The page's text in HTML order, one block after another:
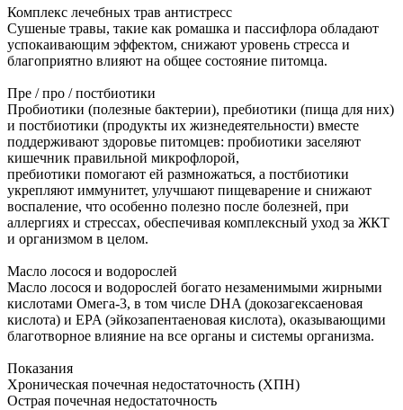
Комплекс лечебных трав антистресс
Сушеные травы, такие как ромашка и пассифлора обладают
успокаивающим эффектом, снижают уровень стресса и
благоприятно влияют на общее состояние питомца.
Пре / про / постбиотики
Пробиотики (полезные бактерии), пребиотики (пища для них)
и постбиотики (продукты их жизнедеятельности) вместе
поддерживают здоровье питомцев: пробиотики заселяют
кишечник правильной микрофлорой,
пребиотики помогают ей размножаться, а постбиотики
укрепляют иммунитет, улучшают пищеварение и снижают
воспаление, что особенно полезно после болезней, при
аллергиях и стрессах, обеспечивая комплексный уход за ЖКТ
и организмом в целом.
Масло лосося и водорослей
Масло лосося и водорослей богато незаменимыми жирными
кислотами Омега-3, в том числе DHA (докозагексаеновая
кислота) и EPA (эйкозапентаеновая кислота), оказывающими
благотворное влияние на все органы и системы организма.
Показания
Хроническая почечная недостаточность (ХПН)
Острая почечная недостаточность